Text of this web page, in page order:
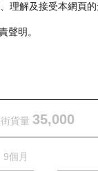
理解及接受本網頁的
聲明。
1818 招金礦業
街貨量 35,000
9個月